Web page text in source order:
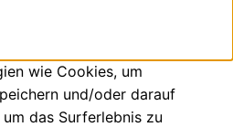
wie Cookies, um
und/oder darauf
das Surferlebnis zu